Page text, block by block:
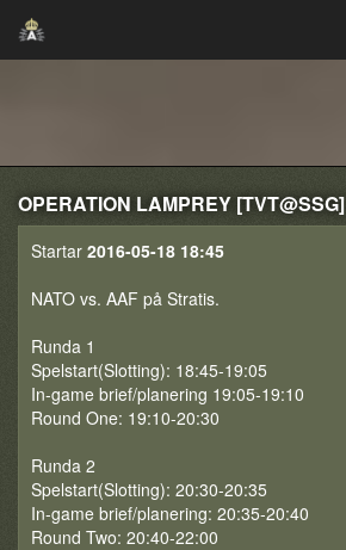
OPERATION LAMPREY [TVT@SSG]
Startar 2016-05-18 18:45
NATO vs. AAF på Stratis.
Runda 1
Spelstart(Slotting): 18:45-19:05
In-game brief/planering 19:05-19:10
Round One: 19:10-20:30
Runda 2
Spelstart(Slotting): 20:30-20:35
In-game brief/planering: 20:35-20:40
Round Two: 20:40-22:00